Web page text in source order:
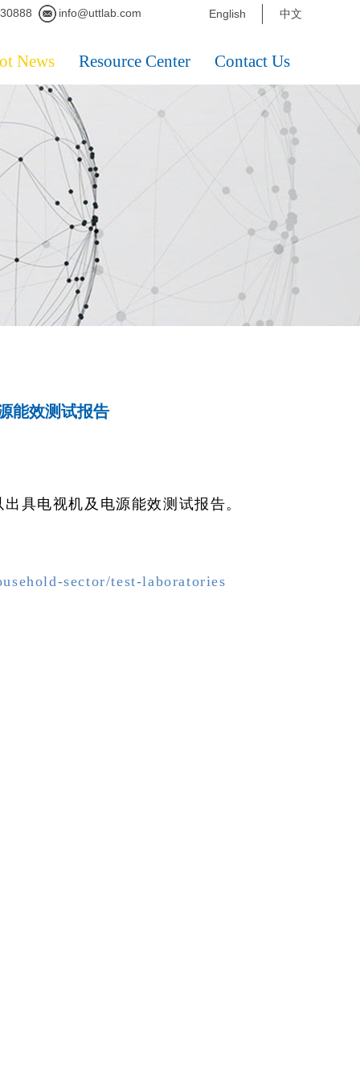
info@uttlab.com English 中文
News Resource Center Contact Us
能效测试报告
具电视机及电源能效测试报告。
sector/test-laboratories